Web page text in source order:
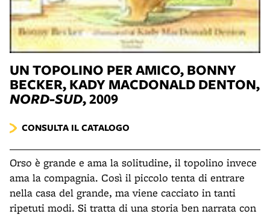
UN TOPOLINO PER AMICO, BONNY
BECKER, KADY MACDONALD DENTON,
NORD-SUD, 2009
CONSULTA IL CATALOGO
Orso è grande e ama la solitudine, il topolino invece
ama la compagnia. Così il piccolo tenta di entrare
nella casa del grande, ma viene cacciato in tanti
ripetuti modi. Si tratta di una storia ben narrata con